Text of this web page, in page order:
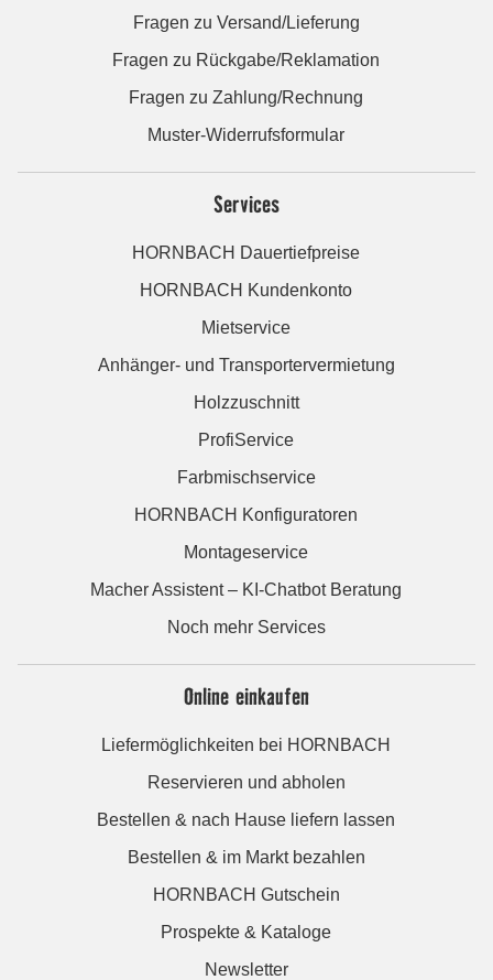
Fragen zu Versand/Lieferung
Fragen zu Rückgabe/Reklamation
Fragen zu Zahlung/Rechnung
Muster-Widerrufsformular
Services
HORNBACH Dauertiefpreise
HORNBACH Kundenkonto
Mietservice
Anhänger- und Transportervermietung
Holzzuschnitt
ProfiService
Farbmischservice
HORNBACH Konfiguratoren
Montageservice
Macher Assistent – KI-Chatbot Beratung
Noch mehr Services
Online einkaufen
Liefermöglichkeiten bei HORNBACH
Reservieren und abholen
Bestellen & nach Hause liefern lassen
Bestellen & im Markt bezahlen
HORNBACH Gutschein
Prospekte & Kataloge
Newsletter